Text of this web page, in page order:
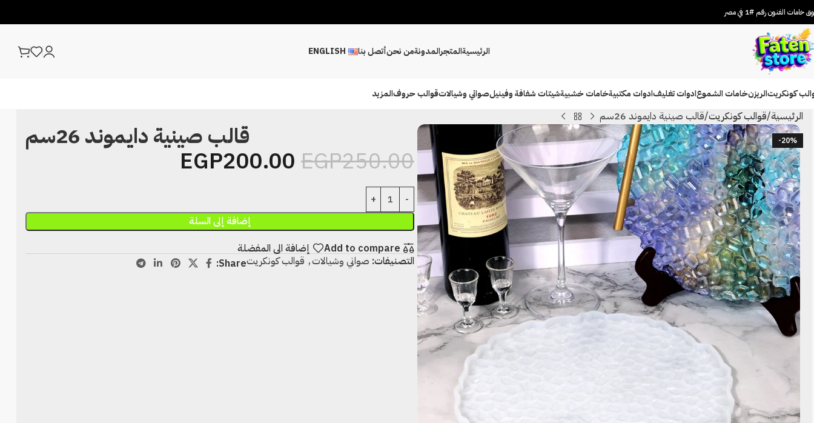
خامات الفنون رقم #1 في مصر
الرئيسيةالمتجرالمدونةمن نحنأتصل بنا ENGLISH
كونكريتالريزنخامات الشموعادوات تغليفادوات مكتبيةخامات خشبيةشيتات شفافة وفينيلصواني وشيالاتقوالب حروفالمزيد
الرئيسية قوالب كونكريت قالب صينية دايموند 26سم
-20% قالب صينية دايموند 26سم
EGP250.00
EGP200.00
إضافة إلى السلة
Add to compare
إضافة الى المفضلة
التصنيفات: صواني وشيالات, قوالب كونكريتShare: